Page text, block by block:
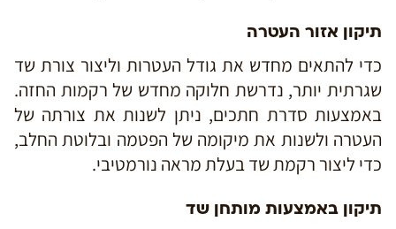
תיקון אזור העטרה
כדי להתאים מחדש את גודל העטרות וליצור צורת שד
שגרתית יותר, נדרשת חלוקה מחדש של רקמות החזה.
באמצעות סדרת חתכים, ניתן לשנות את צורתה של
העטרה ולשנות את מיקומה של הפטמה ובלוטת החלב,
כדי ליצור רקמת שד בעלת מראה נורמטיבי.
תיקון באמצעות מותחן שד